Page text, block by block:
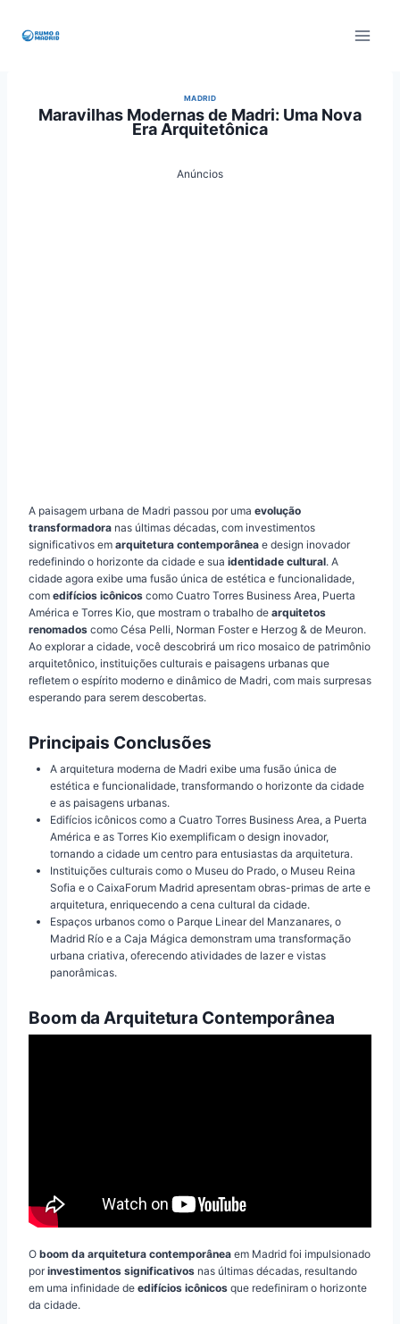
MADRID
Maravilhas Modernas de Madri: Uma Nova
Era Arquitetônica
Anúncios
A paisagem urbana de Madri passou por uma evolução
transformadora nas últimas décadas, com investimentos
significativos em arquitetura contemporânea e design inovador
redefinindo o horizonte da cidade e sua identidade cultural. A
cidade agora exibe uma fusão única de estética e funcionalidade,
com edifícios icônicos como Cuatro Torres Business Area, Puerta
América e Torres Kio, que mostram o trabalho de arquitetos
renomados como Césa Pelli, Norman Foster e Herzog & de Meuron.
Ao explorar a cidade, você descobrirá um rico mosaico de patrimônio
arquitetônico, instituições culturais e paisagens urbanas que
refletem o espírito moderno e dinâmico de Madri, com mais surpresas
esperando para serem descobertas.
Principais Conclusões
A arquitetura moderna de Madri exibe uma fusão única de
estética e funcionalidade, transformando o horizonte da cidade
e as paisagens urbanas.
Edifícios icônicos como a Cuatro Torres Business Area, a Puerta
América e as Torres Kio exemplificam o design inovador,
tornando a cidade um centro para entusiastas da arquitetura.
Instituições culturais como o Museu do Prado, o Museu Reina
Sofia e o CaixaForum Madrid apresentam obras-primas de arte e
arquitetura, enriquecendo a cena cultural da cidade.
Espaços urbanos como o Parque Linear del Manzanares, o
Madrid Río e a Caja Mágica demonstram uma transformação
urbana criativa, oferecendo atividades de lazer e vistas
panorâmicas.
Boom da Arquitetura Contemporânea
O boom da arquitetura contemporânea em Madrid foi impulsionado
porinvestimentos significativos nas últimas décadas, resultando
em uma infinidade de edifícios icônicos que redefiniram o horizonte
da cidade.